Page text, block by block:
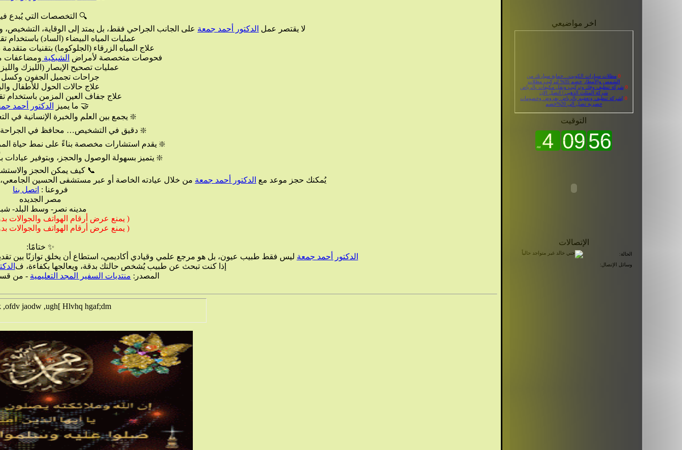
اخر مواضيعي
الشمس والأمطار خصم 35% لتركيب مظلات
شركة تنظيف وفك وتركيب ونقل مكيفات بالرياض
شركة المثلث الذهبي | اتصل الان
0 ]شركة تنظيف وتعقيم بالرياض بعروض وخصومات
حصرية تصل الي 20%خصم
0 شركة تنظيف وتعقيم بالرياض مجربه ومتخصصة
بخصم 25% | اتصل الـأن الخيول السريعة
0 تركيب مظلات الرياض بافضل الخامات وعروض
مميزة | اتصل بنا الـأن
شركة تنظيف بيارات بالرياض|دليل شركات التنظيف
بأسعار وعروض حصرية فقط اتصل الان
مظلات وسواتر الخرج 30%خصم فوري لتصميم
مظلات الحدائق ومظلات السيارات بالخرج
شركة كشف تسربات المسابح | علاج تسريب
التوقيت
الإتصالات
الحالة:
وسائل الإتصال:
🔍 التخصصات التي يُبدع
لا يقتصر عمل الدكتور أحمد جمعة على الجانب الجراحي فقط، بل يمتد إلى الوقاية،
عمليات المياه البيضاء (الساد) باستخدام
علاج المياه الزرقاء (الجلوكوما) بتقنيات
فحوصات متخصصة لأمراض الشبكية ومضاعفات
عمليات تصحيح الإبصار (الليزك
جراحات تجميل الجفون وكسل
علاج حالات الحول للأطفال
علاج جفاف العين المزمن باستخدام
🤝 ما يميز
الدكتور أحمد
❇️ يجمع بين العلم والخبرة الإنسانية في
❇️ دقيق في التشخيص… محافظ في
❇️ يقدم استشارات مخصصة بناءً على نمط حياة
❇️ يتميز بسهولة الوصول والحجز، وبتوفير عيادات
📞 كيف يمكن الحجز
يُمكنك حجز موعد مع الدكتور أحمد جمعة من خلال عيادته الخاصة أو عبر مستشفى الحسين
فروعنا : اتصل بنا
مصر الجديده
مدينه نصر- وسط البلد-
( يمنع عرض أرقام الهواتف والجوالات
( يمنع عرض أرقام الهواتف والجوالات
✨ ختامًا:
الدكتور أحمد جمعة ليس فقط طبيب عيون، بل هو مرجع علمي وقيادي أكاديمي، استطاع أن يخلق توازنًا بين
إذا كنت تبحث عن طبيب يُشخص حالتك بدقة، ويعالجها بكفاءة، ف
المصدر: منتديات السفير المجد التعليمية - من
jaodw ,ugh[ Hlvhq hgaf;dm